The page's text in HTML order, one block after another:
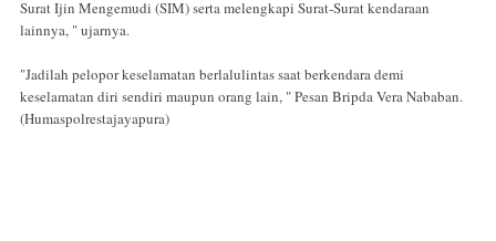
Surat Ijin Mengemudi (SIM) serta melengkapi Surat-Surat kendaraan
lainnya, " ujarnya.
"Jadilah pelopor keselamatan berlalulintas saat berkendara demi
keselamatan diri sendiri maupun orang lain, " Pesan Bripda Vera Nababan.
(Humaspolrestajayapura)